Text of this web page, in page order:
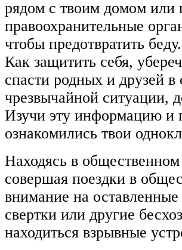
рядом с твоим домом или
правоохранительные
чтобы предотвратить беду.
Как защитить себя,
спасти родных и друзей в
чрезвычайной ситуации,
Изучи эту информацию и
ознакомились твои
Находясь в
совершая поездки в
внимание на
свертки или другие
находиться взрывные